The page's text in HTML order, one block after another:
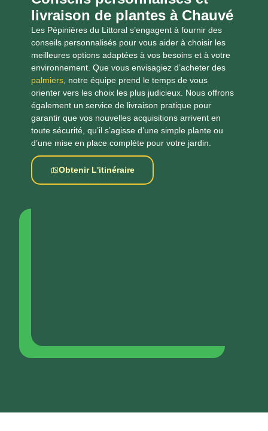
livraison de plantes à Chauvé
Les Pépinières du Littoral s’engagent à fournir des
conseils personnalisés pour vous aider à choisir les
meilleures options adaptées à vos besoins et à votre
environnement. Que vous envisagiez d’acheter des
palmiers, notre équipe prend le temps de vous
orienter vers les choix les plus judicieux. Nous offrons
également un service de livraison pratique pour
garantir que vos nouvelles acquisitions arrivent en
toute sécurité, qu’il s’agisse d’une simple plante ou
d’une mise en place complète pour votre jardin.
Obtenir L'itinéraire